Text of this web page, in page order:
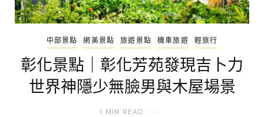
中部景點 網美景點 旅遊景點 機車旅遊 輕旅行
彰化景點｜彰化芳苑發現吉卜力
世界神隱少無臉男與木屋場景
1 MIN READ